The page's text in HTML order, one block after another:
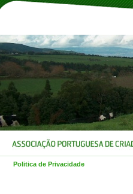
Politica de Privacidade